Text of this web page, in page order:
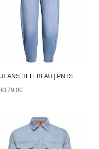
JEANS HELLBLAU | PNTS
€179,00